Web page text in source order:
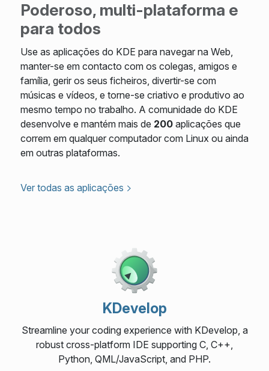
Poderoso, multi-plataforma e
para todos
Use as aplicações do KDE para navegar na Web,
manter-se em contacto com os colegas, amigos e
família, gerir os seus ficheiros, divertir-se com
músicas e vídeos, e torne-se criativo e produtivo ao
mesmo tempo no trabalho. A comunidade do KDE
desenvolve e mantém mais de 200aplicações que
correm em qualquer computador com Linux ou ainda
em outras plataformas.
Ver todas as aplicações
KDevelop
Streamline your coding experience with KDevelop, a
robust cross-platform IDE supporting C, C++,
Python, QML/JavaScript, and PHP.